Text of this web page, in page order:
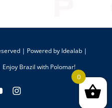
| Powered by Idealab|
Enjoy Brazil with Polomar!
YouTubeInstagram
0